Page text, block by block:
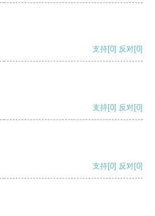
支持[0] 反对[0]
支持[0] 反对[0]
支持[0] 反对[0]